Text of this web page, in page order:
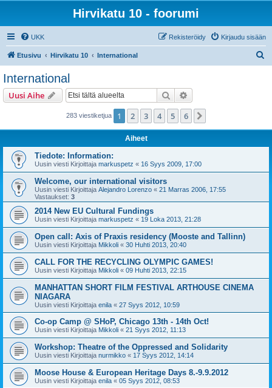
Hirvikatu 10 - foorumi
UKK Kirjaudu sisään
Rekisteröidy
Etusivu Hirvikatu 10 International
International
Uusi Aihe Etsi
283 viestiketjua 1 2 3 4 5 6
Aiheet
Tiedote: Information:
Uusin viesti Kirjoittaja markuspetz « 16 Syys 2009, 17:00
Welcome, our international visitors
Uusin viesti Kirjoittaja Alejandro Lorenzo « 21 Marras 2006, 17:55
Vastaukset: 3
2014 New EU Cultural Fundings
Uusin viesti Kirjoittaja markuspetz « 19 Loka 2013, 21:28
Open call: Axis of Praxis residency (Mooste and Tallinn)
Uusin viesti Kirjoittaja Mikkoli « 30 Huhti 2013, 20:40
CALL FOR THE RECYCLING OLYMPIC GAMES!
Uusin viesti Kirjoittaja Mikkoli « 09 Huhti 2013, 22:15
MANHATTAN SHORT FILM FESTIVAL ARTHOUSE CINEMA
NIAGARA
Uusin viesti Kirjoittaja enila « 27 Syys 2012, 10:59
Co-op Camp @ SHoP, Chicago 13th - 14th Oct!
Uusin viesti Kirjoittaja Mikkoli « 21 Syys 2012, 11:13
Workshop: Theatre of the Oppressed and Solidarity
Uusin viesti Kirjoittaja nurmikko « 17 Syys 2012, 14:14
Moose House & European Heritage Days 8.-9.9.2012
Uusin viesti Kirjoittaja enila « 05 Syys 2012, 08:53